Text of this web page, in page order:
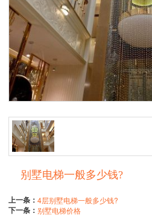
别墅电梯一般多少钱?
上一条：4层别墅电梯一般多少钱?
下一条：别墅电梯价格